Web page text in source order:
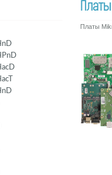
Платы
Платы